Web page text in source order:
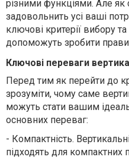
різними функціями. Але як
задовольнить усі ваші
ключові критерії вибору
допоможуть зробити
Ключові переваги
Перед тим як перейти до
зрозуміти, чому саме
можуть стати вашим
основних переваг:
- Компактність.
підходять для компактних